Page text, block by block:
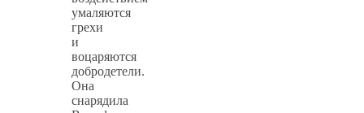
умаляются
грехи
и
воцаряются
добродетели.
Она
снарядила